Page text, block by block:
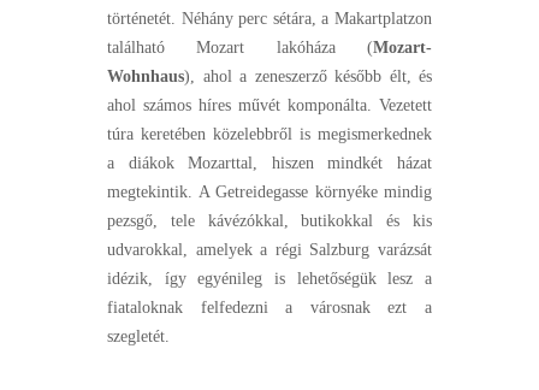
történetét. Néhány perc sétára, a Makartplatzon
található Mozart lakóháza (Mozart-
Wohnhaus), ahol a zeneszerző később élt, és
ahol számos híres művét komponálta. Vezetett
túra keretében közelebbről is megismerkednek
a diákok Mozarttal, hiszen mindkét házat
megtekintik. A Getreidegasse környéke mindig
pezsgő, tele kávézókkal, butikokkal és kis
udvarokkal, amelyek a régi Salzburg varázsát
idézik, így egyénileg is lehetőségük lesz a
fiataloknak felfedezni a városnak ezt a
szegletét.